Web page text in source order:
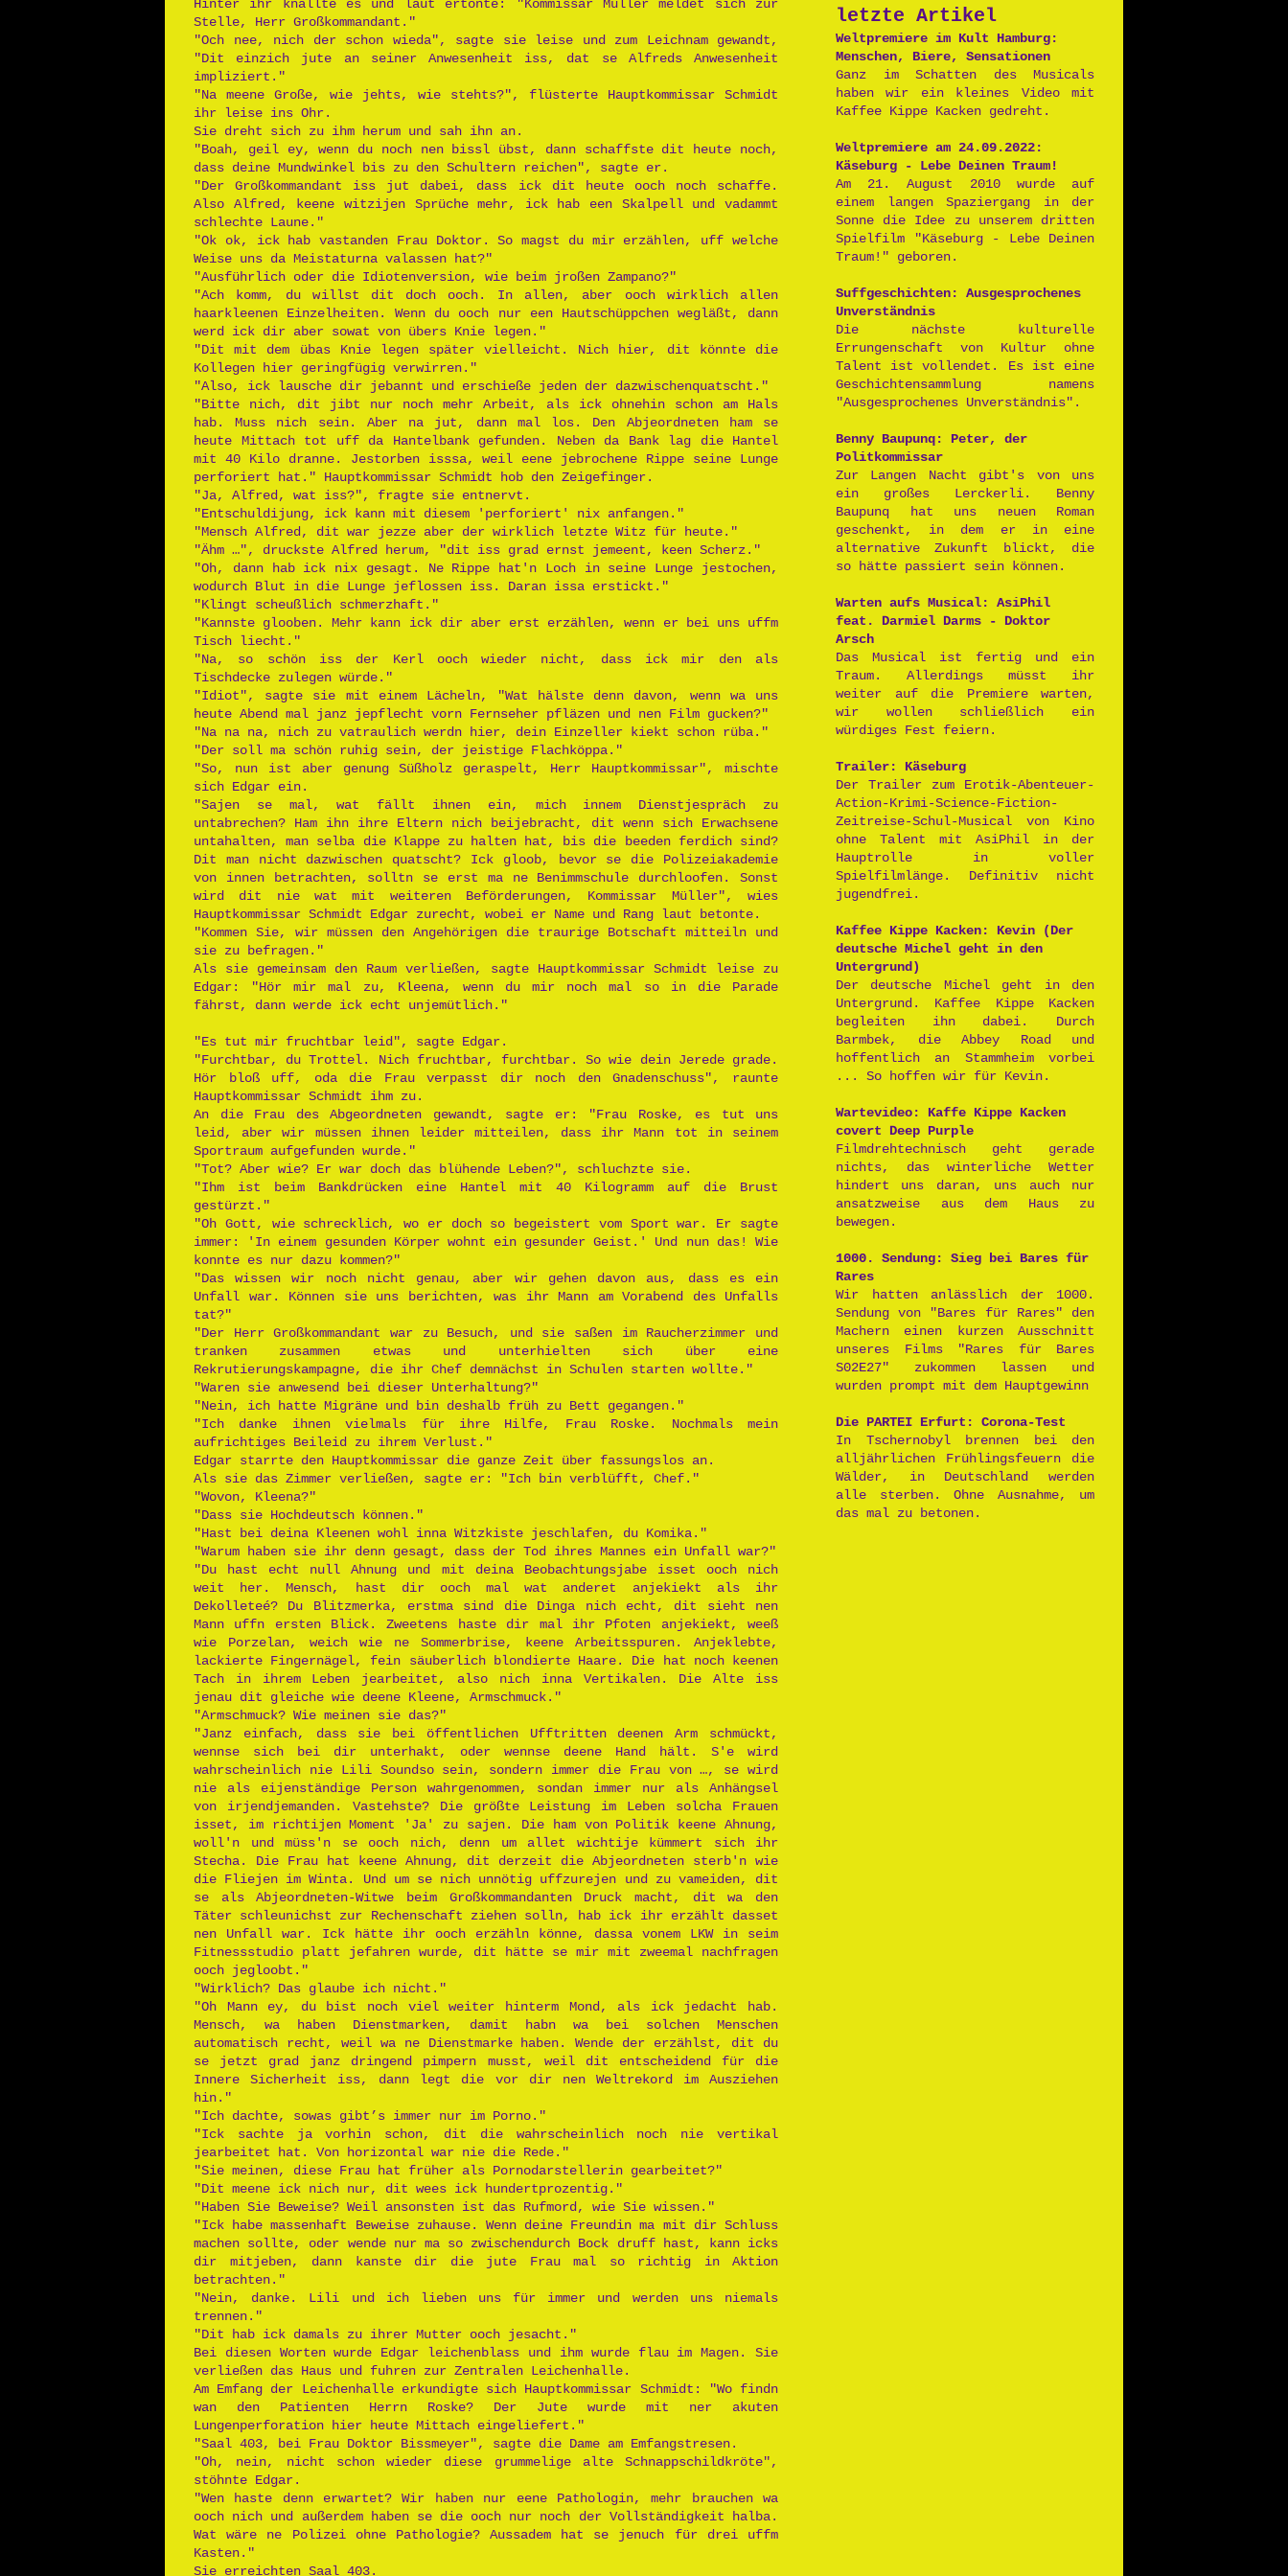
Postpunk
Hinter ihr knallte es und laut ertönte: "Kommissar Müller meldet sich zur
Stelle, Herr Großkommandant."
"Och nee, nich der schon wieda", sagte sie leise und zum Leichnam gewandt,
"Dit einzich jute an seiner Anwesenheit iss, dat se Alfreds Anwesenheit
impliziert."
"Na meene Große, wie jehts, wie stehts?", flüsterte Hauptkommissar Schmidt
ihr leise ins Ohr.
Sie dreht sich zu ihm herum und sah ihn an.
"Boah, geil ey, wenn du noch nen bissl übst, dann schaffste dit heute noch,
dass deine Mundwinkel bis zu den Schultern reichen", sagte er.
"Der Großkommandant iss jut dabei, dass ick dit heute ooch noch schaffe.
Also Alfred, keene witzijen Sprüche mehr, ick hab een Skalpell und vadammt
schlechte Laune."
"Ok ok, ick hab vastanden Frau Doktor. So magst du mir erzählen, uff welche
Weise uns da Meistaturna valassen hat?"
"Ausführlich oder die Idiotenversion, wie beim jroßen Zampano?"
"Ach komm, du willst dit doch ooch. In allen, aber ooch wirklich allen
haarkleenen Einzelheiten. Wenn du ooch nur een Hautschüppchen wegläßt, dann
werd ick dir aber sowat von übers Knie legen."
"Dit mit dem übas Knie legen später vielleicht. Nich hier, dit könnte die
Kollegen hier geringfügig verwirren."
"Also, ick lausche dir jebannt und erschieße jeden der dazwischenquatscht."
"Bitte nich, dit jibt nur noch mehr Arbeit, als ick ohnehin schon am Hals
hab. Muss nich sein. Aber na jut, dann mal los. Den Abjeordneten ham se
heute Mittach tot uff da Hantelbank gefunden. Neben da Bank lag die Hantel
mit 40 Kilo dranne. Jestorben isssa, weil eene jebrochene Rippe seine Lunge
perforiert hat." Hauptkommissar Schmidt hob den Zeigefinger.
"Ja, Alfred, wat iss?", fragte sie entnervt.
"Entschuldijung, ick kann mit diesem 'perforiert' nix anfangen."
"Mensch Alfred, dit war jezze aber der wirklich letzte Witz für heute."
"Ähm …", druckste Alfred herum, "dit iss grad ernst jemeent, keen Scherz."
"Oh, dann hab ick nix gesagt. Ne Rippe hat'n Loch in seine Lunge jestochen,
wodurch Blut in die Lunge jeflossen iss. Daran issa erstickt."
"Klingt scheußlich schmerzhaft."
"Kannste glooben. Mehr kann ick dir aber erst erzählen, wenn er bei uns uffm
Tisch liecht."
"Na, so schön iss der Kerl ooch wieder nicht, dass ick mir den als
Tischdecke zulegen würde."
"Idiot", sagte sie mit einem Lächeln, "Wat hälste denn davon, wenn wa uns
heute Abend mal janz jepflecht vorn Fernseher pfläzen und nen Film gucken?"
"Na na na, nich zu vatraulich werdn hier, dein Einzeller kiekt schon rüba."
"Der soll ma schön ruhig sein, der jeistige Flachköppa."
"So, nun ist aber genung Süßholz geraspelt, Herr Hauptkommissar", mischte
sich Edgar ein.
"Sajen se mal, wat fällt ihnen ein, mich innem Dienstjespräch zu
untabrechen? Ham ihn ihre Eltern nich beijebracht, dit wenn sich Erwachsene
untahalten, man selba die Klappe zu halten hat, bis die beeden ferdich sind?
Dit man nicht dazwischen quatscht? Ick gloob, bevor se die Polizeiakademie
von innen betrachten, solltn se erst ma ne Benimmschule durchloofen. Sonst
wird dit nie wat mit weiteren Beförderungen, Kommissar Müller", wies
Hauptkommissar Schmidt Edgar zurecht, wobei er Name und Rang laut betonte.
"Kommen Sie, wir müssen den Angehörigen die traurige Botschaft mitteiln und
sie zu befragen."
Als sie gemeinsam den Raum verließen, sagte Hauptkommissar Schmidt leise zu
Edgar: "Hör mir mal zu, Kleena, wenn du mir noch mal so in die Parade
fährst, dann werde ick echt unjemütlich."
"Es tut mir fruchtbar leid", sagte Edgar.
"Furchtbar, du Trottel. Nich fruchtbar, furchtbar. So wie dein Jerede grade.
Hör bloß uff, oda die Frau verpasst dir noch den Gnadenschuss", raunte
Hauptkommissar Schmidt ihm zu.
An die Frau des Abgeordneten gewandt, sagte er: "Frau Roske, es tut uns
leid, aber wir müssen ihnen leider mitteilen, dass ihr Mann tot in seinem
Sportraum aufgefunden wurde."
"Tot? Aber wie? Er war doch das blühende Leben?", schluchzte sie.
"Ihm ist beim Bankdrücken eine Hantel mit 40 Kilogramm auf die Brust
gestürzt."
"Oh Gott, wie schrecklich, wo er doch so begeistert vom Sport war. Er sagte
immer: 'In einem gesunden Körper wohnt ein gesunder Geist.' Und nun das! Wie
konnte es nur dazu kommen?"
"Das wissen wir noch nicht genau, aber wir gehen davon aus, dass es ein
Unfall war. Können sie uns berichten, was ihr Mann am Vorabend des Unfalls
tat?"
"Der Herr Großkommandant war zu Besuch, und sie saßen im Raucherzimmer und
tranken zusammen etwas und unterhielten sich über eine
Rekrutierungskampagne, die ihr Chef demnächst in Schulen starten wollte."
"Waren sie anwesend bei dieser Unterhaltung?"
"Nein, ich hatte Migräne und bin deshalb früh zu Bett gegangen."
"Ich danke ihnen vielmals für ihre Hilfe, Frau Roske. Nochmals mein
aufrichtiges Beileid zu ihrem Verlust."
Edgar starrte den Hauptkommissar die ganze Zeit über fassungslos an.
Als sie das Zimmer verließen, sagte er: "Ich bin verblüfft, Chef."
"Wovon, Kleena?"
"Dass sie Hochdeutsch können."
"Hast bei deina Kleenen wohl inna Witzkiste jeschlafen, du Komika."
"Warum haben sie ihr denn gesagt, dass der Tod ihres Mannes ein Unfall war?"
"Du hast echt null Ahnung und mit deina Beobachtungsjabe isset ooch nich
weit her. Mensch, hast dir ooch mal wat anderet anjekiekt als ihr
Dekolleteé? Du Blitzmerka, erstma sind die Dinga nich echt, dit sieht nen
Mann uffn ersten Blick. Zweetens haste dir mal ihr Pfoten anjekiekt, weeß
wie Porzelan, weich wie ne Sommerbrise, keene Arbeitsspuren. Anjeklebte,
lackierte Fingernägel, fein säuberlich blondierte Haare. Die hat noch keenen
Tach in ihrem Leben jearbeitet, also nich inna Vertikalen. Die Alte iss
jenau dit gleiche wie deene Kleene, Armschmuck."
"Armschmuck? Wie meinen sie das?"
"Janz einfach, dass sie bei öffentlichen Ufftritten deenen Arm schmückt,
wennse sich bei dir unterhakt, oder wennse deene Hand hält. S'e wird
wahrscheinlich nie Lili Soundso sein, sondern immer die Frau von …, se wird
nie als eijenständige Person wahrgenommen, sondan immer nur als Anhängsel
von irjendjemanden. Vastehste? Die größte Leistung im Leben solcha Frauen
isset, im richtijen Moment 'Ja' zu sajen. Die ham von Politik keene Ahnung,
woll'n und müss'n se ooch nich, denn um allet wichtije kümmert sich ihr
Stecha. Die Frau hat keene Ahnung, dit derzeit die Abjeordneten sterb'n wie
die Fliejen im Winta. Und um se nich unnötig uffzurejen und zu vameiden, dit
se als Abjeordneten-Witwe beim Großkommandanten Druck macht, dit wa den
Täter schleunichst zur Rechenschaft ziehen solln, hab ick ihr erzählt dasset
nen Unfall war. Ick hätte ihr ooch erzähln könne, dassa vonem LKW in seim
Fitnessstudio platt jefahren wurde, dit hätte se mir mit zweemal nachfragen
ooch jegloobt."
"Wirklich? Das glaube ich nicht."
"Oh Mann ey, du bist noch viel weiter hinterm Mond, als ick jedacht hab.
Mensch, wa haben Dienstmarken, damit habn wa bei solchen Menschen
automatisch recht, weil wa ne Dienstmarke haben. Wende der erzählst, dit du
se jetzt grad janz dringend pimpern musst, weil dit entscheidend für die
Innere Sicherheit iss, dann legt die vor dir nen Weltrekord im Ausziehen
hin."
"Ich dachte, sowas gibt’s immer nur im Porno."
"Ick sachte ja vorhin schon, dit die wahrscheinlich noch nie vertikal
jearbeitet hat. Von horizontal war nie die Rede."
"Sie meinen, diese Frau hat früher als Pornodarstellerin gearbeitet?"
"Dit meene ick nich nur, dit wees ick hundertprozentig."
"Haben Sie Beweise? Weil ansonsten ist das Rufmord, wie Sie wissen."
"Ick habe massenhaft Beweise zuhause. Wenn deine Freundin ma mit dir Schluss
machen sollte, oder wende nur ma so zwischendurch Bock druff hast, kann icks
dir mitjeben, dann kanste dir die jute Frau mal so richtig in Aktion
betrachten."
"Nein, danke. Lili und ich lieben uns für immer und werden uns niemals
trennen."
"Dit hab ick damals zu ihrer Mutter ooch jesacht."
Bei diesen Worten wurde Edgar leichenblass und ihm wurde flau im Magen. Sie
verließen das Haus und fuhren zur Zentralen Leichenhalle.
Am Emfang der Leichenhalle erkundigte sich Hauptkommissar Schmidt: "Wo findn
wan den Patienten Herrn Roske? Der Jute wurde mit ner akuten
Lungenperforation hier heute Mittach eingeliefert."
"Saal 403, bei Frau Doktor Bissmeyer", sagte die Dame am Emfangstresen.
"Oh, nein, nicht schon wieder diese grummelige alte Schnappschildkröte",
stöhnte Edgar.
"Wen haste denn erwartet? Wir haben nur eene Pathologin, mehr brauchen wa
ooch nich und außerdem haben se die ooch nur noch der Vollständigkeit halba.
Wat wäre ne Polizei ohne Pathologie? Aussadem hat se jenuch für drei uffm
Kasten."
Sie erreichten Saal 403.
letzte Artikel
Weltpremiere im Kult Hamburg:
Menschen, Biere, Sensationen
Ganz im Schatten des Musicals
haben wir ein kleines Video mit
Kaffee Kippe Kacken gedreht.
Weltpremiere am 24.09.2022:
Käseburg - Lebe Deinen Traum!
Am 21. August 2010 wurde auf
einem langen Spaziergang in der
Sonne die Idee zu unserem dritten
Spielfilm "Käseburg - Lebe Deinen
Traum!" geboren.
Suffgeschichten: Ausgesprochenes
Unverständnis
Die nächste kulturelle
Errungenschaft von Kultur ohne
Talent ist vollendet. Es ist eine
Geschichtensammlung namens
"Ausgesprochenes Unverständnis".
Benny Baupunq: Peter, der
Politkommissar
Zur Langen Nacht gibt's von uns
ein großes Lerckerli. Benny
Baupunq hat uns neuen Roman
geschenkt, in dem er in eine
alternative Zukunft blickt, die
so hätte passiert sein können.
Warten aufs Musical: AsiPhil
feat. Darmiel Darms - Doktor
Arsch
Das Musical ist fertig und ein
Traum. Allerdings müsst ihr
weiter auf die Premiere warten,
wir wollen schließlich ein
würdiges Fest feiern.
Trailer: Käseburg
Der Trailer zum Erotik-Abenteuer-
Action-Krimi-Science-Fiction-
Zeitreise-Schul-Musical von Kino
ohne Talent mit AsiPhil in der
Hauptrolle in voller
Spielfilmlänge. Definitiv nicht
jugendfrei.
Kaffee Kippe Kacken: Kevin (Der
deutsche Michel geht in den
Untergrund)
Der deutsche Michel geht in den
Untergrund. Kaffee Kippe Kacken
begleiten ihn dabei. Durch
Barmbek, die Abbey Road und
hoffentlich an Stammheim vorbei
... So hoffen wir für Kevin.
Wartevideo: Kaffe Kippe Kacken
covert Deep Purple
Filmdrehtechnisch geht gerade
nichts, das winterliche Wetter
hindert uns daran, uns auch nur
ansatzweise aus dem Haus zu
bewegen.
1000. Sendung: Sieg bei Bares für
Rares
Wir hatten anlässlich der 1000.
Sendung von "Bares für Rares" den
Machern einen kurzen Ausschnitt
unseres Films "Rares für Bares
S02E27" zukommen lassen und
wurden prompt mit dem Hauptgewinn
Die PARTEI Erfurt: Corona-Test
In Tschernobyl brennen bei den
alljährlichen Frühlingsfeuern die
Wälder, in Deutschland werden
alle sterben. Ohne Ausnahme, um
das mal zu betonen.